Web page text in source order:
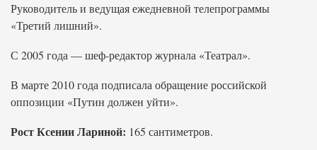
Руководитель и ведущая ежедневной телепрограммы
«Третий лишний».
С 2005 года — шеф-редактор журнала «Театрал».
В марте 2010 года подписала обращение российской
оппозиции «Путин должен уйти».
Рост Ксении Лариной: 165 сантиметров.